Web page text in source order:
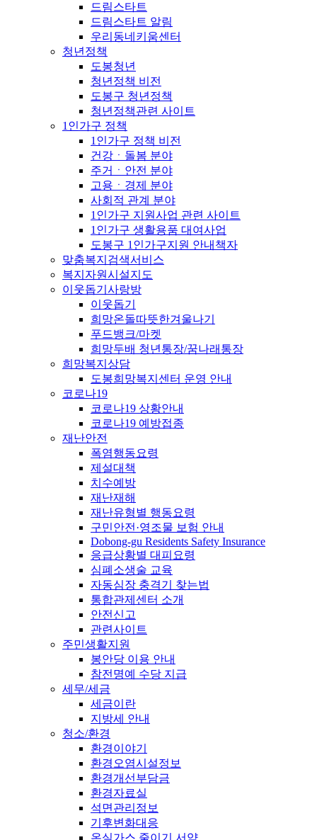
드림스타트
드림스타트 알림
우리동네키움센터
청년정책
도봉청년
청년정책 비전
도봉구 청년정책
청년정책관련 사이트
1인가구 정책
1인가구 정책 비전
건강ㆍ돌봄 분야
주거ㆍ안전 분야
고용ㆍ경제 분야
사회적 관계 분야
1인가구 지원사업 관련 사이트
1인가구 생활용품 대여사업
도봉구 1인가구지원 안내책자
맞춤복지검색서비스
복지자원시설지도
이웃돕기사랑방
이웃돕기
희망온돌따뜻한겨울나기
푸드뱅크/마켓
희망두배 청년통장/꿈나래통장
희망복지상담
도봉희망복지센터 운영 안내
코로나19
코로나19 상황안내
코로나19 예방접종
재난안전
폭염행동요령
제설대책
치수예방
재난재해
재난유형별 행동요령
구민안전·영조물 보험 안내
Dobong-gu Residents Safety Insurance
응급상황별 대피요령
심폐소생술 교육
자동심장 충격기 찾는법
통합관제센터 소개
안전신고
관련사이트
주민생활지원
봉안당 이용 안내
참전명예 수당 지급
세무/세금
세금이란
지방세 안내
청소/환경
환경이야기
환경오염시설정보
환경개선부담금
환경자료실
석면관리정보
기후변화대응
온실가스 줄이기 서약